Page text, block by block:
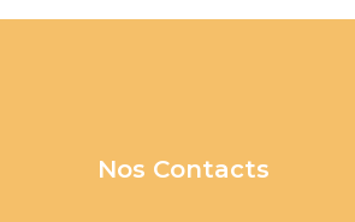
Nos Contacts